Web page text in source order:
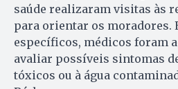
saúde realizaram visitas às
para orientar os moradores.
específicos, médicos foram
avaliar possíveis sintomas
tóxicos ou à água